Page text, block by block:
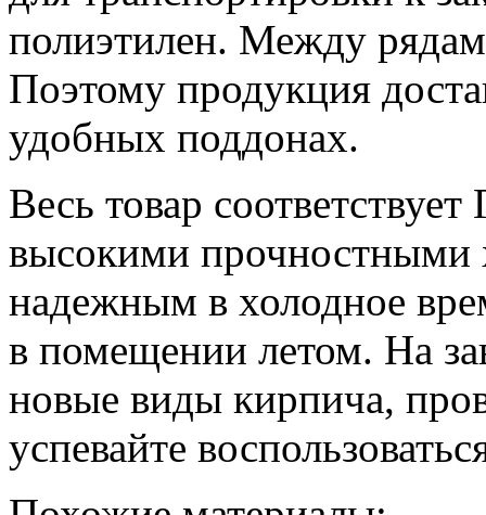
полиэтилен. Между
Поэтому продукция
удобных поддонах.
Весь товар
высокими прочностными
надежным в холодное
в помещении летом. На
новые виды кирпича,
успевайте